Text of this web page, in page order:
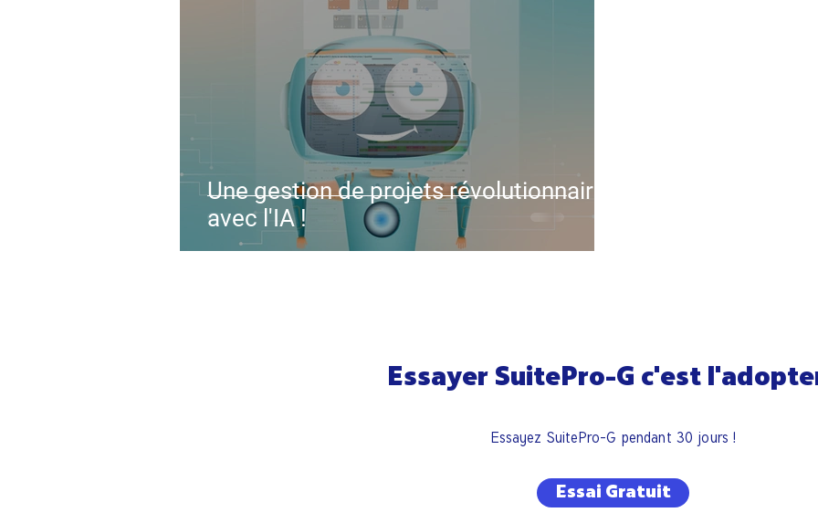
Une gestion de projets révolutionnaire
avec l'IA !
Essayer SuitePro-G c'est
Essayez SuitePro-G pendant 30 jours !
Essai Gratuit